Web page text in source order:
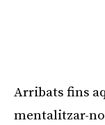
Arribats fins
mentalitzar-